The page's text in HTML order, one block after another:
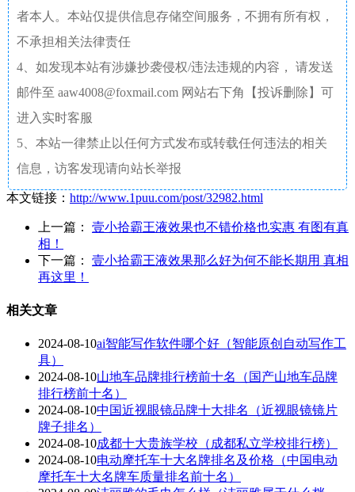
者本人。本站仅提供信息存储空间服务，不拥有所有权，
不承担相关法律责任
4、如发现本站有涉嫌抄袭侵权/违法违规的内容， 请发送
邮件至 aaw4008@foxmail.com 网站右下角【投诉删除】可
进入实时客服
5、本站一律禁止以任何方式发布或转载任何违法的相关
信息，访客发现请向站长举报
本文链接： http://www.1puu.com/post/32982.html
上一篇： 壹小拾霸王液效果也不错价格也实惠 有图有真
相！
下一篇： 壹小拾霸王液效果那么好为何不能长期用 真相
再这里！
相关文章
2024-08-10ai智能写作软件哪个好（智能原创自动写作工
具）
2024-08-10山地车品牌排行榜前十名（国产山地车品牌
排行榜前十名）
2024-08-10中国近视眼镜品牌十大排名（近视眼镜镜片
牌子排名）
2024-08-10成都十大贵族学校（成都私立学校排行榜）
2024-08-10电动摩托车十大名牌排名及价格（中国电动
摩托车十大名牌车质量排名前十名）